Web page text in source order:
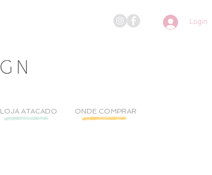
Login
LOJA ATACADO ONDE COMPRAR